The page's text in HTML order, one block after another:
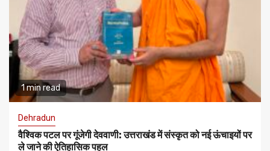
1 min read
Dehradun
वैश्विक पटल पर गूंजेगी देववाणी: उत्तराखंड में संस्कृत को नई ऊंचाइयों पर
ले जाने की ऐतिहासिक पहल